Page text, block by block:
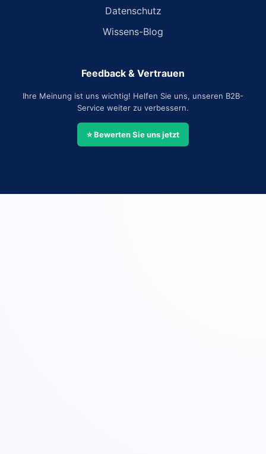
Datenschutz
Wissens-Blog
Feedback & Vertrauen
Ihre Meinung ist uns wichtig! Helfen Sie uns, unseren B2B-
Service weiter zu verbessern.
⭐ Bewerten Sie uns jetzt